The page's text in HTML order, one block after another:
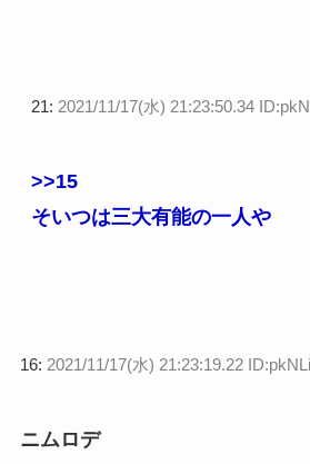
21: 2021/11/17(水) 21:23:50.34
>>15
そいつは三大有能の一人や
16: 2021/11/17(水) 21:23:19.22
ニムロデ